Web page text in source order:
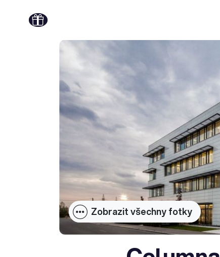
Zobrazit všechny fotky